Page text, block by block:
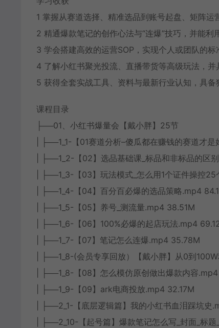
1 掌握从赛道选择、精准选品到账号起盘、矩阵运
2 精通爆款笔记的创作心法与“连爆”技巧，并能利
3 学会搭建高效的运营SOP，实现个人或团队的标
4 了解小红书聚光投流、直播带货等高级玩法，并
5 获得全套实战工具、资料与最新行业认知，具备
课程目录
├──01、小红书爆量会【戴小胖】25节
| ├──1_1-【01赛道分析–傻瓜都在赚钱的赛道才
| ├──1_2-【02】选品基础课_标品和非标品的区
| ├──1_3-【03】玩法模式_怎么用1个证件操控
| ├──1_4-【04】百分百必爆的选品策略.mp4
| ├──1_5-【05】养号_测流量.mp4 38.51M
| ├──1_6-【06】100%必爆的起店玩法.mp4
| ├──1_7-【07】笔记怎么连爆.mp4 35.78M
| ├──1_8-(会员专享回放）【戴小胖】从0到
| ├──1_8-【08】怎么模仿原创做出爆款内容.mp4
| ├──1_9-【09】ark电商投放.mp4 32.17M
| ├──2_1-【底层逻辑篇】我的小红书血泪踩坑史
| ├──2_10-【起号篇】爆款笔记怎么写_封面_标